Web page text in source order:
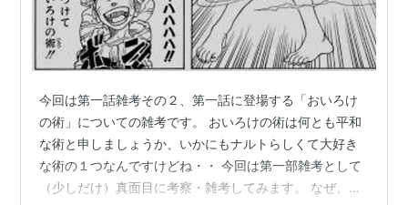
今回は第一話雑考その２、第一話に登場する「おいろけ
の術」についての雑考です。 おいろけの術は何とも平和
な術と申しましょうか、いかにもナルトらしくて大好き
な術の１つなんですけどね・・ 今回は第一部雑考として
（少しだけ）真面目に考察・雑考してみます。 なぜ、第